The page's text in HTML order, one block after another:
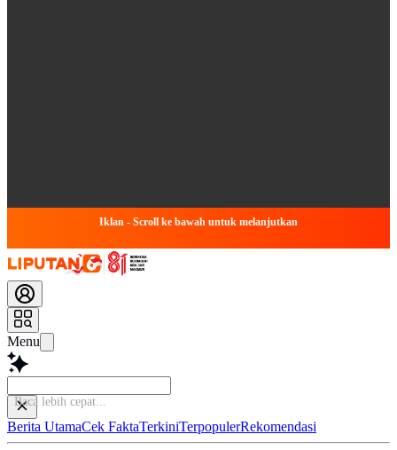
Iklan - Scroll ke bawah untuk melanjutkan
Menu
Baca lebih cep
Berita UtamaCek FaktaTerkiniTerpopulerRekomendasi